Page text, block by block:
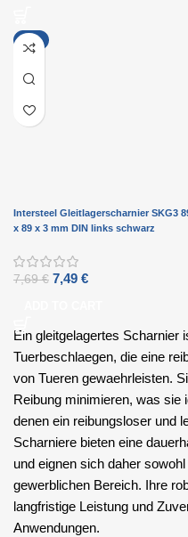
-3%
Intersteel Gleitlagerscharnier SKG3
x 89 x 3 mm DIN links schwarz
7,69€ 7,49 €
Ein gleitgelagertes Scharnier
Tuerbeschlaegen, die eine
von Tueren gewaehrleisten.
Reibung minimieren, was sie
denen ein reibungsloser und
Scharniere bieten eine
und eignen sich daher
gewerblichen Bereich. Ihre
langfristige Leistung und
Anwendungen.